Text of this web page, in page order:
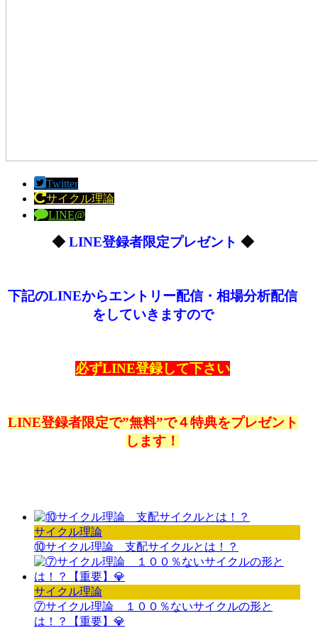
Twitter
サイクル理論
LINE@
◆ LINE登録者限定プレゼント ◆
下記のLINEからエントリー配信・相場分析配信
をしていきますので
必ずLINE登録して下さい
LINE登録者限定で”無料”で４特典をプレゼント
します！
サイクル理論
⑩サイクル理論 支配サイクルとは！？
サイクル理論
⑦サイクル理論 １００％ないサイクルの形と
は！？【重要】💎